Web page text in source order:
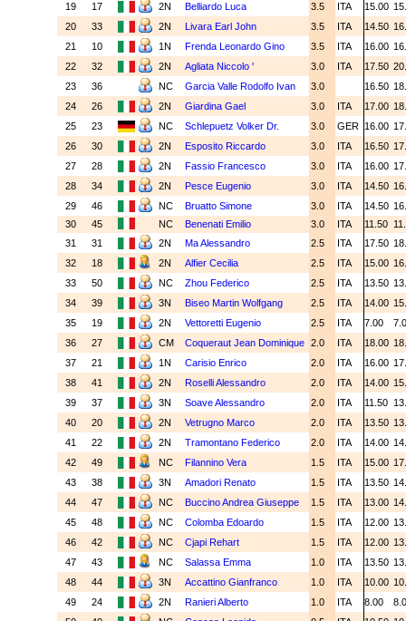
19
17 2N Belliardo Luca 3.5 ITA 15.00
20
33 2N Livara Earl John 3.5 ITA 14.50
21
10 1N Frenda Leonardo Gino 3.5 ITA 16.00
22
32 2N Agliata Niccolo ' 3.0 ITA 17.50
23
36 NC Garcia Valle Rodolfo Ivan 3.0 16.50
24
26 2N Giardina Gael 3.0 ITA 17.00
25
23 NC Schlepuetz Volker Dr. 3.0 GER 16.00
26
30 2N Esposito Riccardo 3.0 ITA 16.50
27
28 2N Fassio Francesco 3.0 ITA 16.00
28
34 2N Pesce Eugenio 3.0 ITA 14.50
29
46 NC Bruatto Simone 3.0 ITA 14.50
30
45 NC Benenati Emilio 3.0 ITA 11.50
31
31 2N Ma Alessandro 2.5 ITA 17.50
32
18 2N Alfier Cecilia 2.5 ITA 15.00
33
50 NC Zhou Federico 2.5 ITA 13.50
34
39 3N Biseo Martin Wolfgang 2.5 ITA 14.00
35
19 2N Vettoretti Eugenio 2.5 ITA 7.00
36
27 CM Coqueraut Jean Dominique 2.0 ITA 18.00
37
21 1N Carisio Enrico 2.0 ITA 16.00
38
41 2N Roselli Alessandro 2.0 ITA 14.00
39
37 3N Soave Alessandro 2.0 ITA 11.50
40
20 2N Vetrugno Marco 2.0 ITA 13.50
41
22 2N Tramontano Federico 2.0 ITA 14.00
42
49 NC Filannino Vera 1.5 ITA 15.00
43
38 3N Amadori Renato 1.5 ITA 13.50
44
47 NC Buccino Andrea Giuseppe 1.5 ITA 13.00
45
48 NC Colomba Edoardo 1.5 ITA 12.00
46
42 NC Cjapi Rehart 1.5 ITA 12.00
47
43 NC Salassa Emma 1.0 ITA 13.50
48
44 3N Accattino Gianfranco 1.0 ITA 10.00
49
24 2N Ranieri Alberto 1.0 ITA 8.00